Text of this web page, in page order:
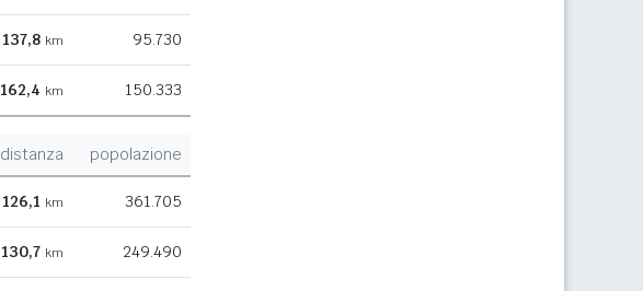
137,8 km 95.730
162,4 km 150.333
distanza popolazione
126,1 km 361.705
130,7 km 249.490